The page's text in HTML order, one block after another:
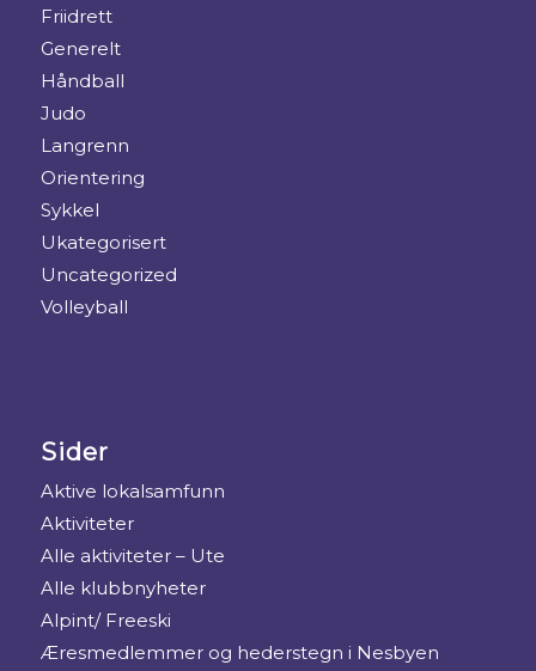
Friidrett
Generelt
Håndball
Judo
Langrenn
Orientering
Sykkel
Ukategorisert
Uncategorized
Volleyball
Sider
Aktive lokalsamfunn
Aktiviteter
Alle aktiviteter – Ute
Alle klubbnyheter
Alpint/ Freeski
Æresmedlemmer og hederstegn i Nesbyen